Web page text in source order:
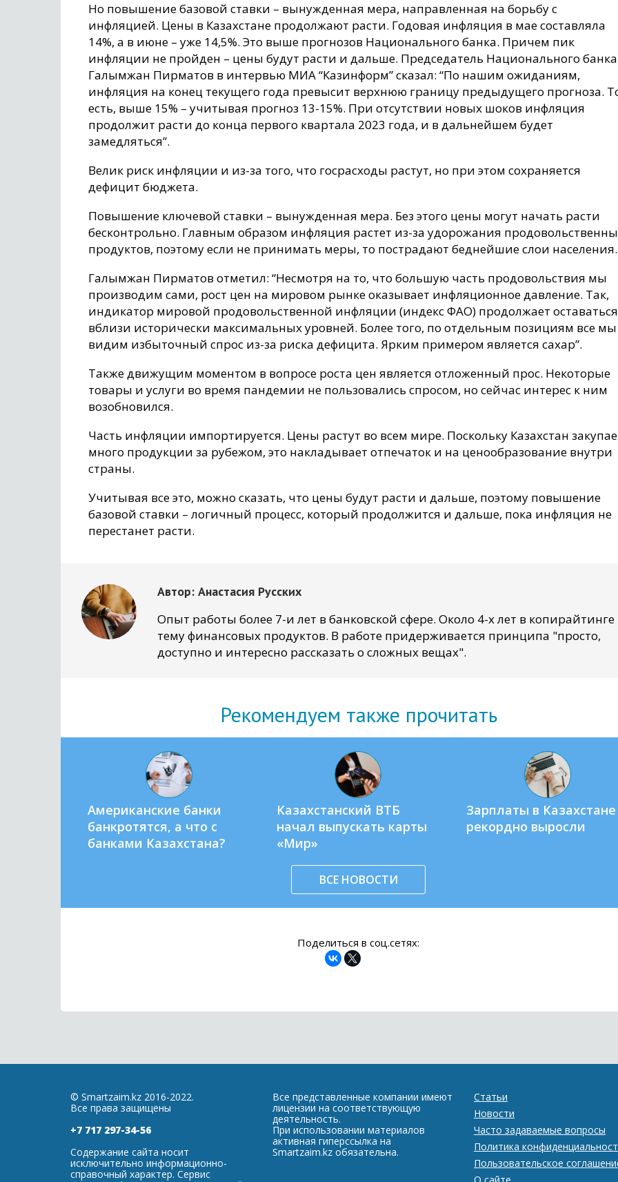
Но повышение базовой ставки – вынужденная мера, направленная на борьбу с
инфляцией. Цены в Казахстане продолжают расти. Годовая инфляция в мае составляла
14%, а в июне – уже 14,5%. Это выше прогнозов Национального банка. Причем пик
инфляции не пройден – цены будут расти и дальше. Председатель Национального банка
Галымжан Пирматов в интервью МИА “Казинформ” сказал: “По нашим ожиданиям,
инфляция на конец текущего года превысит верхнюю границу предыдущего прогноза.
есть, выше 15% – учитывая прогноз 13-15%. При отсутствии новых шоков инфляция
продолжит расти до конца первого квартала 2023 года, и в дальнейшем будет
замедляться”.
Велик риск инфляции и из-за того, что госрасходы растут, но при этом сохраняется
дефицит бюджета.
Повышение ключевой ставки – вынужденная мера. Без этого цены могут начать расти
бесконтрольно. Главным образом инфляция растет из-за удорожания
продуктов, поэтому если не принимать меры, то пострадают беднейшие слои населения.
Галымжан Пирматов отметил: “Несмотря на то, что большую часть продовольствия мы
производим сами, рост цен на мировом рынке оказывает инфляционное давление. Так,
индикатор мировой продовольственной инфляции (индекс ФАО) продолжает оставаться
вблизи исторически максимальных уровней. Более того, по отдельным позициям все мы
видим избыточный спрос из-за риска дефицита. Ярким примером является сахар”.
Также движущим моментом в вопросе роста цен является отложенный прос. Некоторые
товары и услуги во время пандемии не пользовались спросом, но сейчас интерес к ним
возобновился.
Часть инфляции импортируется. Цены растут во всем мире. Поскольку Казахстан
много продукции за рубежом, это накладывает отпечаток и на ценообразование внутри
страны.
Учитывая все это, можно сказать, что цены будут расти и дальше, поэтому повышение
базовой ставки – логичный процесс, который продолжится и дальше, пока инфляция не
перестанет расти.
Автор: Анастасия Русских
Опыт работы более 7-и лет в банковской сфере. Около 4-х лет в копирайтинге
тему финансовых продуктов. В работе придерживается принципа "просто,
доступно и интересно рассказать о сложных вещах".
Рекомендуем также прочитать
Американские банки
банкротятся, а что с
банками Казахстана?
Казахстанский ВТБ
начал выпускать карты
«Мир»
Зарплаты в Казахстане
рекордно выросли
ВСЕ НОВОСТИ
Поделиться в соц.сетях:
© Smartzaim.kz 2016-2022.
Все права защищены
+7 717 297-34-56
Содержание сайта носит
исключительно информационно-
справочный характер. Сервис
Все представленные компании имеют
лицензии на соответствующую
деятельность.
При использовании материалов
активная гиперссылка на
Smartzaim.kz обязательна.
Статьи
Новости
Часто задаваемые вопросы
Политика
Пользовательское